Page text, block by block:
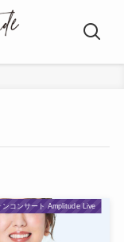
ンコンサート Amplitude Live